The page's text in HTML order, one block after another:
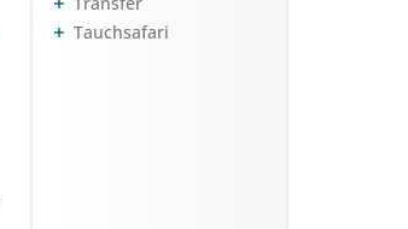
Tauchsafari